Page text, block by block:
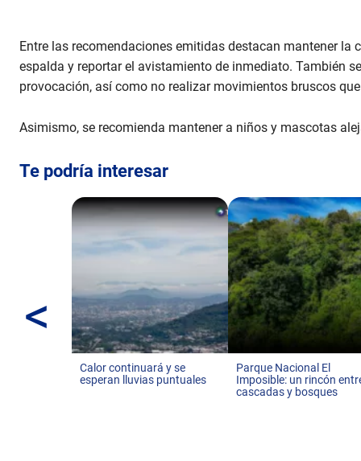
s
c
o
n
s
V
l
u
Entre las recomendaciones emitidas destacan mantener
espalda y reportar el avistamiento de inmediato. También
provocación, así como no realizar movimientos bruscos
Asimismo, se recomienda mantener a niños y mascotas
Te podría interesar
<
Calor continuará y se
esperan lluvias puntuales
Parque Nacional El
Imposible: un rincón
cascadas y bosques